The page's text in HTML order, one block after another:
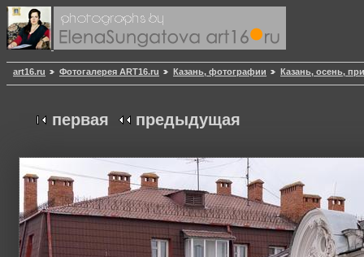
art16.ru Фотогалерея ART16.ru Казань, фотографии Казань, осень,
первая предыдущая